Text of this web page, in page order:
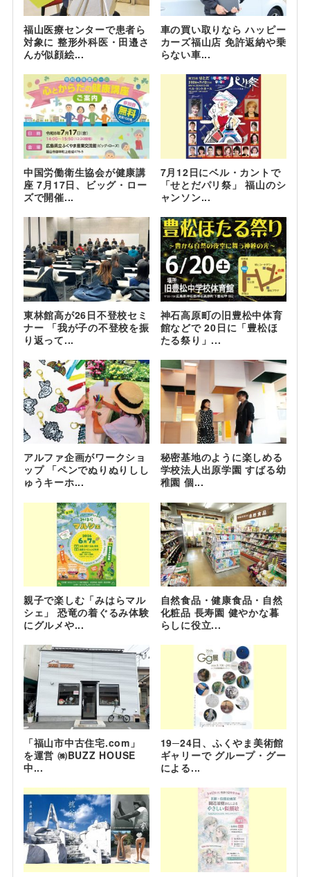
福山医療センターで患者ら
対象に 整形外科医・田邉さ
んが似顔絵...
車の買い取りなら ハッピー
カーズ福山店 免許返納や乗
らない車...
中国労働衛生協会が健康講
座 7月17日、ビッグ・ロー
ズで開催...
7月12日にベル・カントで
「せとだパリ祭」 福山のシ
ャンソン...
東林館高が26日不登校セミ
ナー 「我が子の不登校を振
り返って...
神石高原町の旧豊松中体育
館などで 20日に「豊松ほ
たる祭り」...
アルファ企画がワークショ
ップ 「ペンでぬりぬりしし
ゅうキーホ...
秘密基地のように楽しめる
学校法人出原学園 すばる幼
稚園 個...
親子で楽しむ「みはらマル
シェ」 恐竜の着ぐるみ体験
にグルメや...
自然食品・健康食品・自然
化粧品 長寿園 健やかな暮
らしに役立...
「福山市中古住宅.com」
を運営 ㈱BUZZ HOUSE
中...
19─24日、ふくやま美術館
ギャリーで グループ・グー
による...